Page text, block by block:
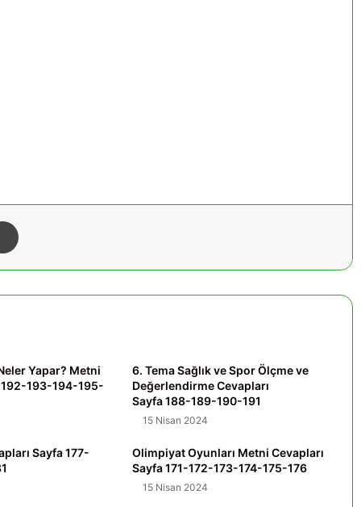
Yapar? Metni
192-193-194-195-
6. Tema Sağlık ve Spor Ölçme ve
Değerlendirme Cevapları
Sayfa 188-189-190-191
15 Nisan 2024
Sayfa 177-
Olimpiyat Oyunları Metni Cevapları
Sayfa 171-172-173-174-175-176
15 Nisan 2024